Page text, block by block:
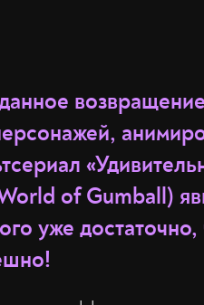
of Gumball)
уже